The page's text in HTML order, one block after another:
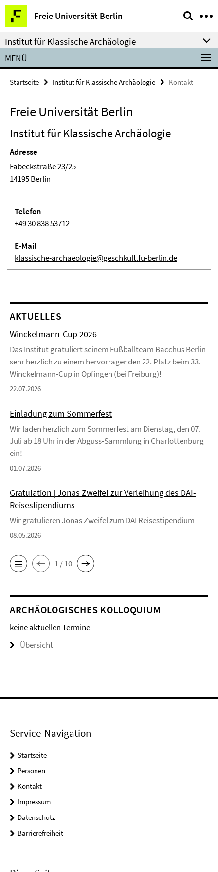
Springe
direkt
zu
Inhalt
Freie Universität Berlin
Service-
Navigation
Institut für Klassische Archäologie
MENÜ
Startseite Institut für Klassische Archäologie Kontakt
Freie Universität Berlin
Institut für Klassische Archäologie
Adresse
Fabeckstraße 23/25
14195 Berlin
Telefon
+49 30 838 53712
E-Mail
klassische-archaeologie@geschkult.fu-berlin.de
AKTUELLES
Winckelmann-Cup 2026
Das Institut gratuliert seinem Fußballteam Bacchus Berlin
sehr herzlich zu einem hervorragenden 22. Platz beim 33.
Winckelmann-Cup in Opfingen (bei Freiburg)!
22.07.2026
Einladung zum Sommerfest
Wir laden herzlich zum Sommerfest am Dienstag, den 07.
Juli ab 18 Uhr in der Abguss-Sammlung in Charlottenburg
ein!
01.07.2026
Gratulation | Jonas Zweifel zur Verleihung des DAI-
Reisestipendiums
Wir gratulieren Jonas Zweifel zum DAI Reisestipendium
08.05.2026
1 / 10
ARCHÄOLOGISCHES KOLLOQUIUM
keine aktuellen Termine
Übersicht
Service-Navigation
Startseite
Personen
Kontakt
Impressum
Datenschutz
Barrierefreiheit